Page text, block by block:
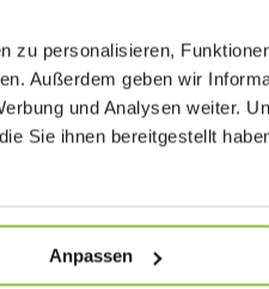
zu personalisieren,
Außerdem geben wir
und Analysen weiter.
Sie ihnen bereitgestellt
Anpassen